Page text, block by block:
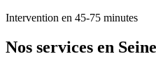
Intervention en 45-75 minutes
Nos services en